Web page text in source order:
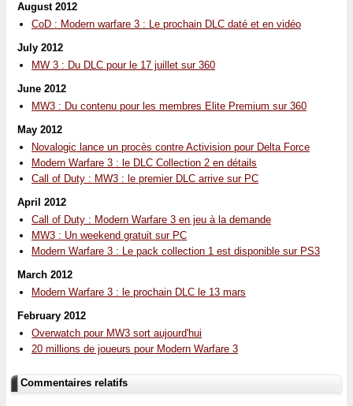
August 2012
CoD : Modern warfare 3 : Le prochain DLC daté et en vidéo
July 2012
MW 3 : Du DLC pour le 17 juillet sur 360
June 2012
MW3 : Du contenu pour les membres Elite Premium sur 360
May 2012
Novalogic lance un procès contre Activision pour Delta Force
Modern Warfare 3 : le DLC Collection 2 en détails
Call of Duty : MW3 : le premier DLC arrive sur PC
April 2012
Call of Duty : Modern Warfare 3 en jeu à la demande
MW3 : Un weekend gratuit sur PC
Modern Warfare 3 : Le pack collection 1 est disponible sur PS3
March 2012
Modern Warfare 3 : le prochain DLC le 13 mars
February 2012
Overwatch pour MW3 sort aujourd'hui
20 millions de joueurs pour Modern Warfare 3
Commentaires relatifs